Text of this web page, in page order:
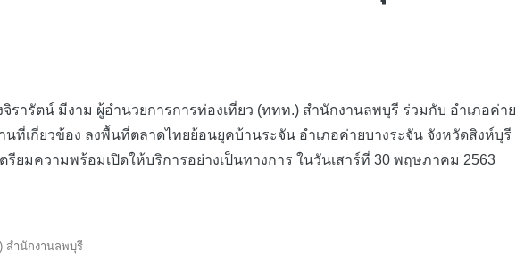
ตน์ มีงาม ผู้อำนวยการการท่องเที่ยว (ททท.) สำนักงานลพบุรี ร่วมกับ อำเภอค่าย
เกี่ยวข้อง ลงพื้นที่ตลาดไทยย้อนยุคบ้านระจัน อำเภอค่ายบางระจัน จังหวัดสิงห์บุ
รียมความพร้อมเปิดให้บริการอย่างเป็นทางการ ในวันเสาร์ที่ 30 พฤษภาคม 2563
สำนักงานลพบุรี